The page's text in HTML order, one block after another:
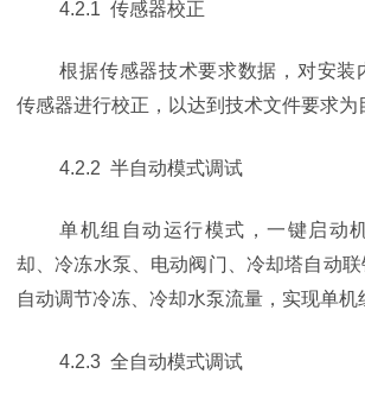
4.2.1 传感器校正
根据传感器技术要求数据，对安装
传感器进行校正，以达到技术文件要求为
4.2.2 半自动模式调试
单机组自动运行模式，一键启动
却、冷冻水泵、电动阀门、冷却塔自动
自动调节冷冻、冷却水泵流量，实现单机
4.2.3 全自动模式调试